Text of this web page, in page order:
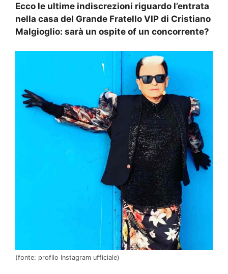
Ecco le ultime indiscrezioni riguardo l’entrata
nella casa del Grande Fratello VIP di Cristiano
Malgioglio: sarà un ospite of un concorrente?
(fonte: profilo Instagram ufficiale)